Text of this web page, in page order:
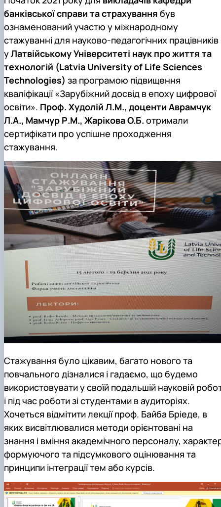
банківської справи та страхування був
ознаменований участю у міжнародному
стажуванні для науково-педагогічних працівників
уЛатвійському Університеті наук про життя та
технологій (Latvia University of Life Sciences
Technologies) за програмою підвищення
кваліфікації «Зарубіжний досвід в епоху цифрової
освіти». Проф. Худолій Л.М., доценти Аврамчук
Л.А., Мамчур Р.М., Жарікова О.Б. отримали
сертифікати про успішне проходження
стажування.
Стажування було цікавим, багато нового та
повчального дізналися і гадаємо, що будемо
використовувати у своїй подальшій науковій
і під час роботи зі студентами в аудиторіях.
Хочеться відмітити лекції проф. Байба Бріеде, в
яких висвітлювалися методи орієнтовані на
знання і вміння академічного персоналу,
формуючого та підсумкового оцінювання та
принципи інтеграції тем або курсів.